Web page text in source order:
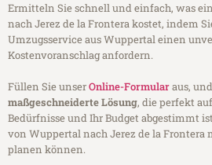
Ermitteln Sie schnell und einfach, was
nach Jerez de la Frontera kostet, indem
Umzugsservice aus Wuppertal einen
Kostenvoranschlag anfordern.
Füllen Sie unserOnline-Formularaus,
maßgeschneiderte Lösung, die perfekt
Bedürfnisse und Ihr Budget abgestimmt
von Wuppertal nach Jerez de la Frontera
planen können.